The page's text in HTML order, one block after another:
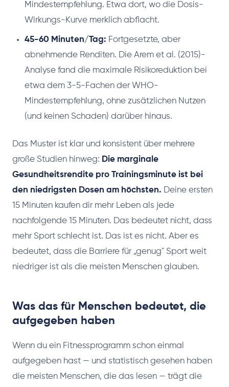
Mindestempfehlung. Etwa dort, wo die Dosis-
Wirkungs-Kurve merklich abflacht.
45-60 Minuten/Tag: Fortgesetzte, aber
abnehmende Renditen. Die Arem et al. (2015)-
Analyse fand die maximale Risikoreduktion bei
etwa dem 3-5-Fachen der WHO-
Mindestempfehlung, ohne zusätzlichen Nutzen
(und keinen Schaden) darüber hinaus.
Das Muster ist klar und konsistent über mehrere
große Studien hinweg: Die marginale
Gesundheitsrendite pro Trainingsminute ist bei
den niedrigsten Dosen am höchsten. Deine ersten
15 Minuten kaufen dir mehr Leben als jede
nachfolgende 15 Minuten. Das bedeutet nicht, dass
mehr Sport schlecht ist. Das ist es nicht. Aber es
bedeutet, dass die Barriere für „genug" Sport weit
niedriger ist als die meisten Menschen glauben.
Was das für Menschen bedeutet, die
aufgegeben haben
Wenn du ein Fitnessprogramm schon einmal
aufgegeben hast — und statistisch gesehen haben
die meisten Menschen, die das lesen — trägt die